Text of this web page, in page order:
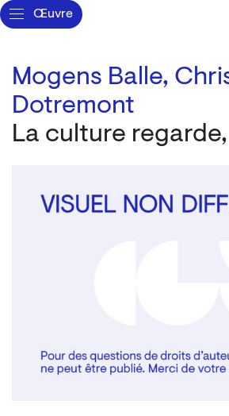
Œuvre
Mogens Balle,
Dotremont
La culture